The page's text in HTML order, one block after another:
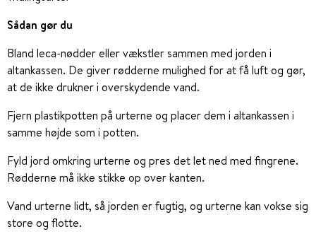
Sådan gør du
Bland leca-nødder eller vækstler sammen med jorden i
altankassen. De giver rødderne mulighed for at få luft og gør,
at de ikke drukner i overskydende vand.
Fjern plastikpotten på urterne og placer dem i altankassen i
samme højde som i potten.
Fyld jord omkring urterne og pres det let ned med fingrene.
Rødderne må ikke stikke op over kanten.
Vand urterne lidt, så jorden er fugtig, og urterne kan vokse sig
store og flotte.